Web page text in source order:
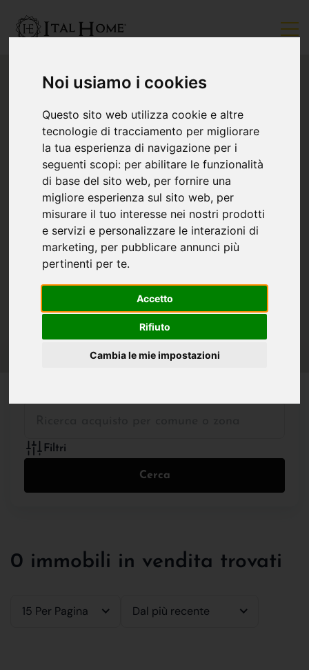
Noi usiamo i cookies
Questo sito web utilizza cookie e altre
tecnologie di tracciamento per migliorare
la tua esperienza di navigazione per i
seguenti scopi: per abilitare le funzionalità
di base del sito web, per fornire una
migliore esperienza sul sito web, per
misurare il tuo interesse nei nostri prodotti
e servizi e personalizzare le interazioni di
marketing, per pubblicare annunci più
pertinenti per te.
Accetto
Rifiuto
Cambia le mie impostazioni
Filtri
Cerca
0 immobili in vendita trovati
15 Per Pagina Dal più recente